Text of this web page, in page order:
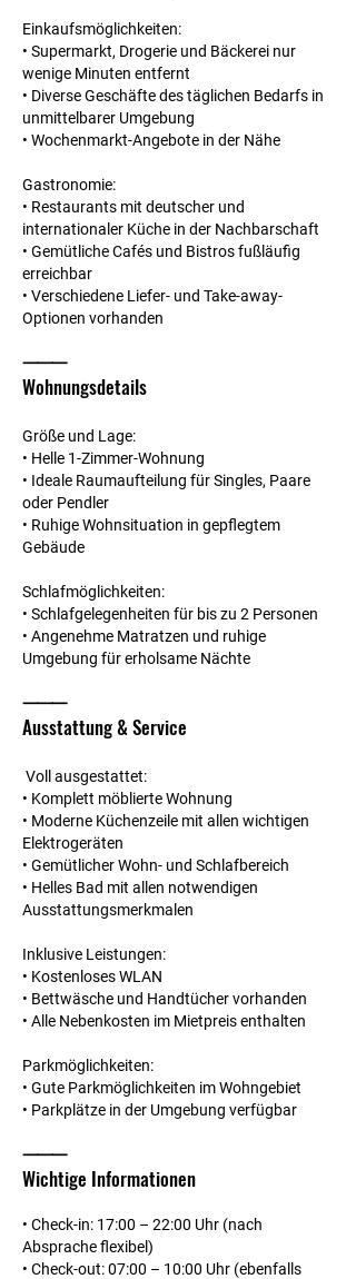
Einkaufsmöglichkeiten:
• Supermarkt, Drogerie und Bäckerei nur
wenige Minuten entfernt
• Diverse Geschäfte des täglichen Bedarfs in
unmittelbarer Umgebung
• Wochenmarkt-Angebote in der Nähe
Gastronomie:
• Restaurants mit deutscher und
internationaler Küche in der Nachbarschaft
• Gemütliche Cafés und Bistros fußläufig
erreichbar
• Verschiedene Liefer- und Take-away-
Optionen vorhanden
⸻
Wohnungsdetails
Größe und Lage:
• Helle 1-Zimmer-Wohnung
• Ideale Raumaufteilung für Singles, Paare
oder Pendler
• Ruhige Wohnsituation in gepflegtem
Gebäude
Schlafmöglichkeiten:
• Schlafgelegenheiten für bis zu 2 Personen
• Angenehme Matratzen und ruhige
Umgebung für erholsame Nächte
⸻
Ausstattung & Service
Voll ausgestattet:
• Komplett möblierte Wohnung
• Moderne Küchenzeile mit allen wichtigen
Elektrogeräten
• Gemütlicher Wohn- und Schlafbereich
• Helles Bad mit allen notwendigen
Ausstattungsmerkmalen
Inklusive Leistungen:
• Kostenloses WLAN
• Bettwäsche und Handtücher vorhanden
• Alle Nebenkosten im Mietpreis enthalten
Parkmöglichkeiten:
• Gute Parkmöglichkeiten im Wohngebiet
• Parkplätze in der Umgebung verfügbar
⸻
Wichtige Informationen
• Check-in: 17:00 – 22:00 Uhr (nach
Absprache flexibel)
• Check-out: 07:00 – 10:00 Uhr (ebenfalls